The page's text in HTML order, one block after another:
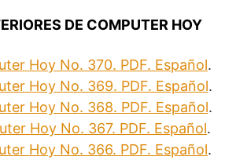
DE COMPUTER HOY
Hoy No. 370. PDF. Español.
Hoy No. 369. PDF. Español.
Hoy No. 368. PDF. Español.
Hoy No. 367. PDF. Español.
Hoy No. 366. PDF. Español.